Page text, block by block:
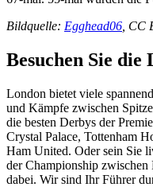
Bildquelle: Egghead06 ,
Besuchen Sie
London bietet viele
und Kämpfe zwischen
die besten Derbys der
Crystal Palace, Tottenham
Ham United. Oder sein Sie
der Championship
dabei. Wir sind Ihr Führer